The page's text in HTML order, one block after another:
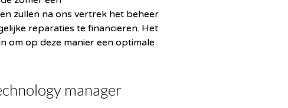
zullen na ons vertrek het beheer
reparaties te financieren. Het
om op deze manier een optimale
manager